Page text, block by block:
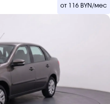
от 116 BYN /мес